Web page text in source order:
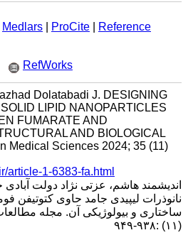
|Medlars |ProCite |Reference
RefWorks
Dolatabadi J. DESIGNING
SOLID LIPID NANOPARTICLES
FUMARATE AND
AND BIOLOGICAL
Medical Sciences 2024; 35 (11)
article-1-6383-fa.html
اندیشمند هاشم، عزتی نژاد دولت
نانوذرات لیپیدی جامد حاوی کتوتیفن